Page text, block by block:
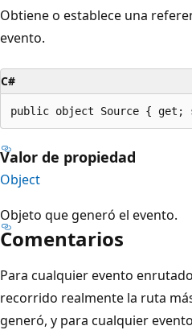
Obtiene o establece una
evento.
C#
public object Source {
Valor de propiedad
Object
Objeto que generó el evento.
Comentarios
Para cualquier evento
recorrido realmente la ruta
generó, y para cualquier